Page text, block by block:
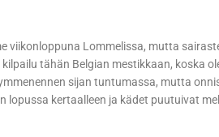
viikonloppuna Lommelissa, mutta
tähän Belgian mestikkaan, koska
sijan tuntumassa, mutta
lopussa kertaalleen ja kädet puutuivat